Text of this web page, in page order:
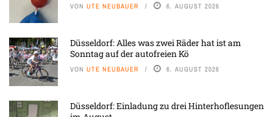
VON UTE NEUBAUER 6. AUGUST 2026
Düsseldorf: Alles was zwei Räder hat ist am
Sonntag auf der autofreien Kö
VON UTE NEUBAUER 6. AUGUST 2026
Düsseldorf: Einladung zu drei Hinterhoflesungen